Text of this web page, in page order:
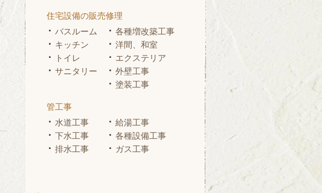
住宅設備の販売修理
バスルーム
キッチン
トイレ
サニタリー
各種増改築工事
洋間、和室
エクステリア
外壁工事
塗装工事
管工事
水道工事
下水工事
排水工事
給湯工事
各種設備工事
ガス工事